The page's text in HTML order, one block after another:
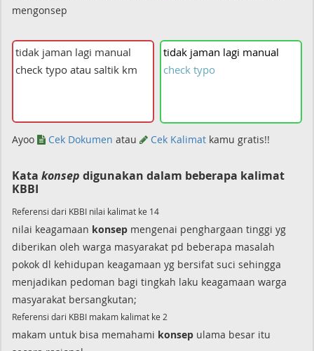
mengonsep
tidak jaman lagi manual
check typo
Ayoo Cek Dokumen atau Cek Kalimat kamu gratis!!
Kata konsep digunakan dalam beberapa kalimat
KBBI
Referensi dari KBBI nilai kalimat ke 14
nilai keagamaan konsep mengenai penghargaan tinggi yg
diberikan oleh warga masyarakat pd beberapa masalah
pokok dl kehidupan keagamaan yg bersifat suci sehingga
menjadikan pedoman bagi tingkah laku keagamaan warga
masyarakat bersangkutan;
Referensi dari KBBI makam kalimat ke 2
makam untuk bisa memahami konsep ulama besar itu